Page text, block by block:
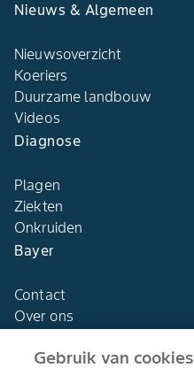
Nieuws & Algemeen
Nieuwsoverzicht
Koeriers
Duurzame landbouw
Videos
Diagnose
Plagen
Ziekten
Onkruiden
Bayer
Contact
Over ons
Gebruik van cookies